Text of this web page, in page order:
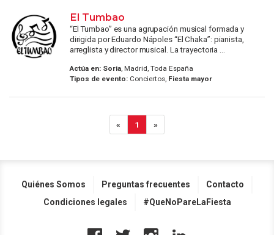
El Tumbao
“El Tumbao” es una agrupación musical formada y
dirigida por Eduardo Nápoles “El Chaka”: pianista,
arreglista y director musical. La trayectoria ...
Actúa en: Soria, Madrid, Toda España
Tipos de evento:Conciertos, Fiesta mayor
« 1 »
Quiénes Somos Preguntas frecuentes
Contacto
Condiciones legales
#QueNoPareLaFiesta